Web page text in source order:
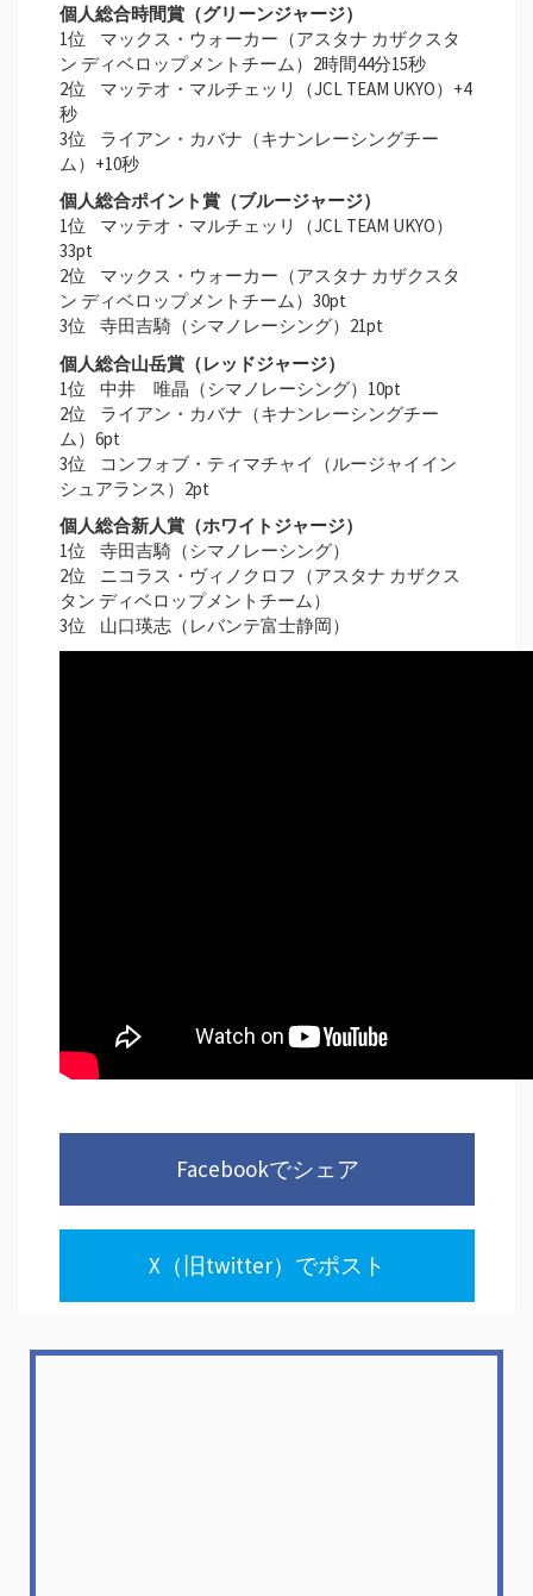
個⼈総合時間賞（グリーンジャージ）
1位 マックス・ウォーカー（アスタナ カザクスタ
ン ディベロップメントチーム）2時間44分15秒
2位 マッテオ・マルチェッリ（JCL TEAM UKYO）+4
秒
3位 ライアン・カバナ（キナンレーシングチー
ム）+10秒
個⼈総合ポイント賞（ブルージャージ）
1位 マッテオ・マルチェッリ（JCL TEAM UKYO）
33pt
2位 マックス・ウォーカー（アスタナ カザクスタ
ン ディベロップメントチーム）30pt
3位 寺田吉騎（シマノレーシング）21pt
個⼈総合⼭岳賞（レッドジャージ）
1位 中井 唯晶（シマノレーシング）10pt
2位 ライアン・カバナ（キナンレーシングチー
ム）6pt
3位 コンフォブ・ティマチャイ（ルージャイイン
シュアランス）2pt
個⼈総合新人賞（ホワイトジャージ）
1位 寺田吉騎（シマノレーシング）
2位 ニコラス・ヴィノクロフ（アスタナ カザクス
タン ディベロップメントチーム）
3位 山口瑛志（レバンテ富士静岡）
Facebookでシェア
X（旧twitter）でポスト